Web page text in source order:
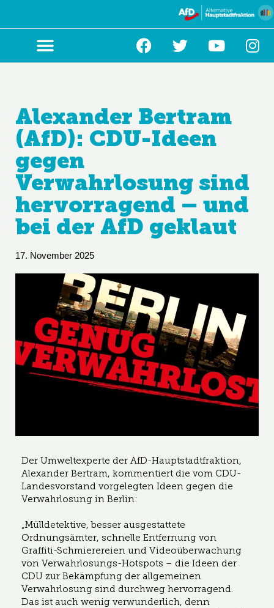
springen
Alexander Bertram
(AfD): CDU-Ideen
gegen
Verwahrlosung sind
hervorragend – und
bei der AfD geklaut
17. November 2025
Der Umweltexperte der AfD-Hauptstadtfraktion,
Alexander Bertram, kommentiert die vom CDU-
Landesvorstand vorgelegten Ideen gegen die
Verwahrlosung in Berlin:
„Mülldetektive, besser ausgestattete
Ordnungsämter, schnelle Entfernung von
Graffiti-Schmierereien und Videoüberwachung
von Verwahrlosungs-Hotspots – die Ideen der
CDU zur Bekämpfung der allgemeinen
Verwahrlosung sind durchweg hervorragend.
Das ist auch wenig verwunderlich, denn